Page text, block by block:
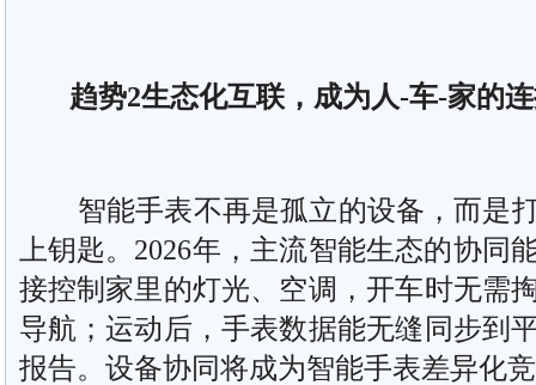
趋势2生态化互联，成为人-车-家的连
智能手表不再是孤立的设备，而是
上钥匙。2026年，主流智能生态的协同
接控制家里的灯光、空调，开车时无需
导航；运动后，手表数据能无缝同步到
报告。设备协同将成为智能手表差异化